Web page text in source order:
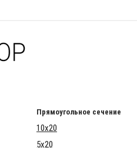
Прямоугольное сечение
10x20
5x20